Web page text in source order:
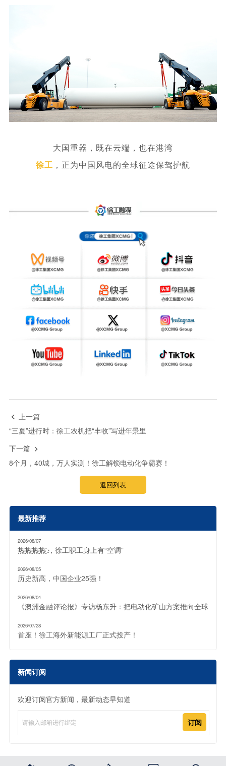
大国重器，既在云端，也在港湾
徐工 ， 正为中国风电的全球征途保驾护航

上一篇
“三夏”进行时：徐工农机把“丰收”写进年景里
下一篇

8个月，40城，万人实测！徐工解锁电动化争霸赛！
返回列表
最新推荐
2026/08/07
热҈热҈热҈热҈ ，徐工职工身上有“空调”
2026/08/05
历史新高，中国企业25强！
2026/08/04
《澳洲金融评论报》专访杨东升：把电动化矿山方案推向全球
2026/07/28
首座！徐工海外新能源工厂正式投产！
新闻订阅
欢迎订阅官方新闻，最新动态早知道
订阅